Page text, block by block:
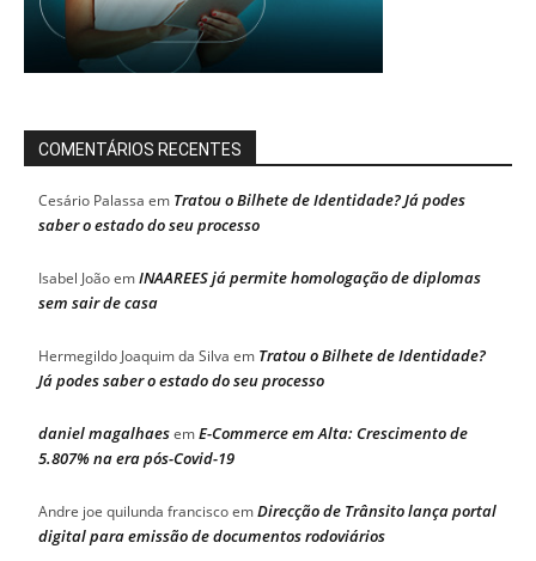
COMENTÁRIOS RECENTES
Cesário Palassa em Tratou o Bilhete de Identidade? Já podes
saber o estado do seu processo
Isabel JoãoemINAAREES já permite homologação de diplomas
sem sair de casa
Hermegildo Joaquim da Silva em Tratou o Bilhete de Identidade?
Já podes saber o estado do seu processo
daniel magalhaesemE-Commerce em Alta: Crescimento de
5.807% na era pós-Covid-19
Andre joe quilunda franciscoemDirecção de Trânsito lança portal
digital para emissão de documentos rodoviários